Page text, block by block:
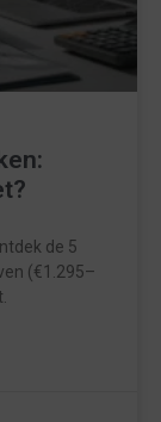
de 5
(€1.295–